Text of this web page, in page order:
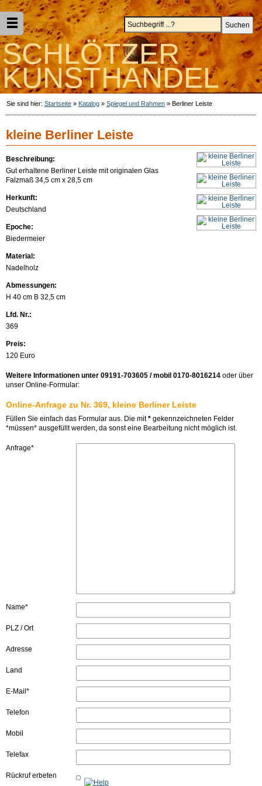
SCHLÖTZER
KUNSTHANDEL
Sie sind hier: Startseite» Katalog» Spiegel und Rahmen» Berliner Leiste
kleine Berliner Leiste
Beschreibung:
Gut erhaltene Berliner Leiste mit originalen Glas
Falzmaß 34,5 cm x 28,5 cm
Herkunft:
Deutschland
Epoche:
Biedermeier
Material:
Nadelholz
Abmessungen:
H 40 cm B 32,5 cm
Lfd. Nr.:
369
Preis:
120 Euro
Weitere Informationen unter 09191-703605 / mobil 0170-8016214 oder über
unser Online-Formular:
Online-Anfrage zu Nr. 369, kleine Berliner Leiste
Füllen Sie einfach das Formular aus. Die mit* gekennzeichneten Felder
*müssen* ausgefüllt werden, da sonst eine Bearbeitung nicht möglich ist.
Anfrage*
Name*
PLZ / Ort
Adresse
Land
E-Mail*
Telefon
Mobil
Telefax
Rückruf erbeten